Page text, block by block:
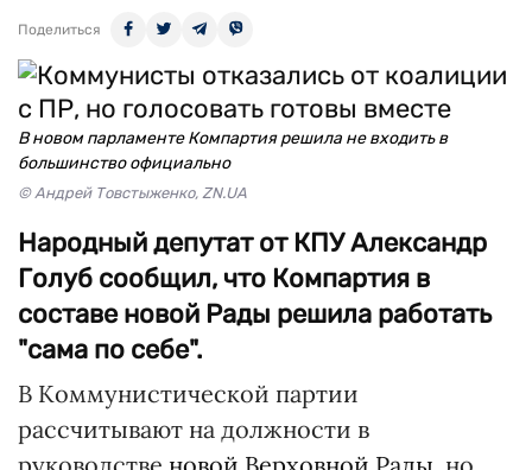
Поделиться
В новом парламенте Компартия решила не входить в
большинство официально
© Андрей Товстыженко, ZN.UA
Народный депутат от КПУ Александр
Голуб сообщил, что Компартия в
составе новой Рады решила работать
"сама по себе".
В Коммунистической партии
рассчитывают на должности в